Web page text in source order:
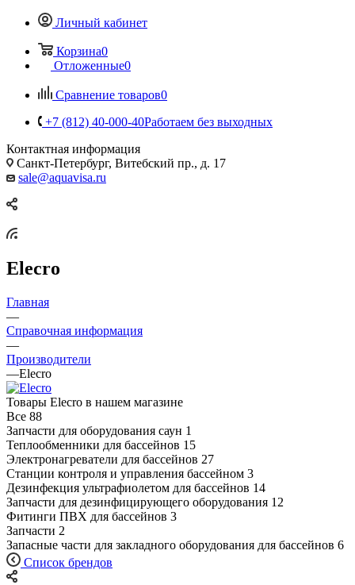
Личный кабинет
Корзина0
Отложенные0
Сравнение товаров0
+7 (812) 40-000-40Работаем без выходных
Контактная информация
Санкт-Петербург, Витебский пр., д. 17
sale@aquavisa.ru
Elecro
Главная
—
Справочная информация
—
Производители
—Elecro
Товары Elecro в нашем магазине
Все 88
Запчасти для оборудования саун 1
Теплообменники для бассейнов 15
Электронагреватели для бассейнов 27
Станции контроля и управления бассейном 3
Дезинфекция ультрафиолетом для бассейнов 14
Запчасти для дезинфицирующего оборудования 12
Фитинги ПВХ для бассейнов 3
Запчасти 2
Запасные части для закладного оборудования для бассейнов 6
Список брендов